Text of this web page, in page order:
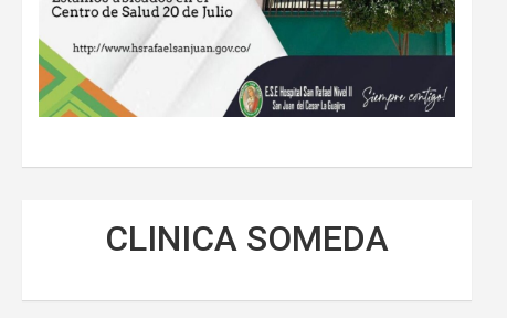
CLINICA SOMEDA